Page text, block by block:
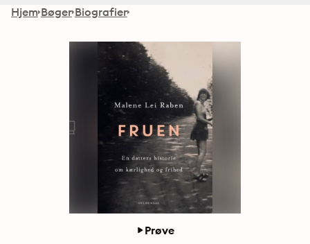
Hjem Bøger Biografier
Prøve